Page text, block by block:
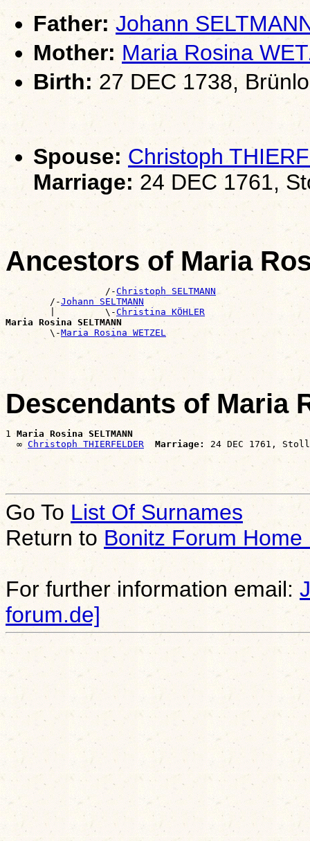
Father: Johann
Mother: Maria Rosina
Birth: 27 DEC 1738,
Spouse: Christoph
Marriage: 24 DEC 1761,
Ancestors of Maria
                  /-
Christoph SELTMANN
        /-
Johann SELTMANN
        |         \-
Christina KÖHLER
Maria Rosina SELTMANN
\-Maria Rosina WETZEL
Descendants of Maria
1 Maria Rosina SELTMANN
  ∞
Christoph THIERFELDER Marriage:
Go To List Of Surnames
Return to Bonitz Forum Home
For further information email:
forum.de]